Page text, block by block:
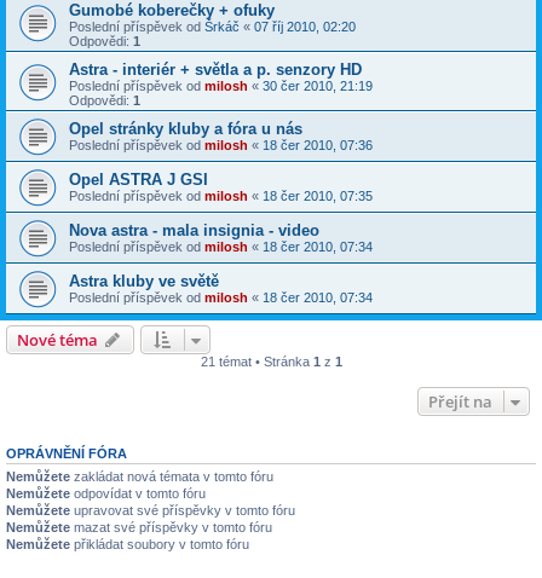
Gumobé koberečky + ofuky
Poslední příspěvek od Šrkáč « 07 říj 2010, 02:20
Odpovědi: 1
Astra - interiér + světla a p. senzory HD
Poslední příspěvek od milosh « 30 čer 2010, 21:19
Odpovědi: 1
Opel stránky kluby a fóra u nás
Poslední příspěvek od milosh « 18 čer 2010, 07:36
Opel ASTRA J GSI
Poslední příspěvek od milosh « 18 čer 2010, 07:35
Nova astra - mala insignia - video
Poslední příspěvek od milosh « 18 čer 2010, 07:34
Astra kluby ve světě
Poslední příspěvek od milosh « 18 čer 2010, 07:34
Nové téma
21 témat • Stránka 1 z 1
Přejít na
OPRÁVNĚNÍ FÓRA
Nemůžete zakládat nová témata v tomto fóru
Nemůžete odpovídat v tomto fóru
Nemůžete upravovat své příspěvky v tomto fóru
Nemůžete mazat své příspěvky v tomto fóru
Nemůžete přikládat soubory v tomto fóru